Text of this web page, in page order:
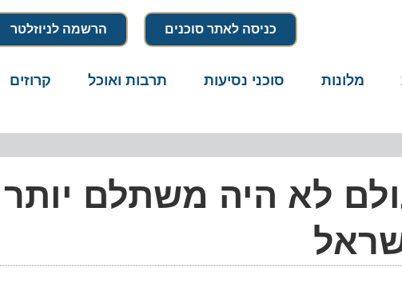
כניסה לאתר סוכנים הרשמה לניוזלטר
מלונות סוכני נסיעות תרבות ואוכל קרוזים
לא היה משתלם יותר